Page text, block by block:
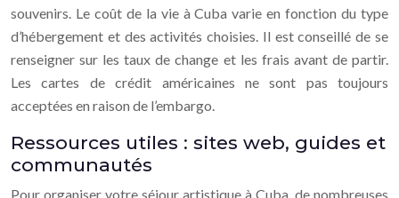
souvenirs. Le coût de la vie à Cuba varie en fonction du type
d’hébergement et des activités choisies. Il est conseillé de se
renseigner sur les taux de change et les frais avant de partir.
Les cartes de crédit américaines ne sont pas toujours
acceptées en raison de l’embargo.
Ressources utiles : sites web, guides et
communautés
Pour organiser votre séjour artistique à Cuba, de nombreuses